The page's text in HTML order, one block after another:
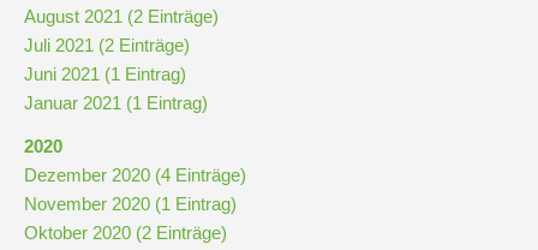
August 2021 (2 Einträge)
Juli 2021 (2 Einträge)
Juni 2021 (1 Eintrag)
Januar 2021 (1 Eintrag)
2020
Dezember 2020 (4 Einträge)
November 2020 (1 Eintrag)
Oktober 2020 (2 Einträge)